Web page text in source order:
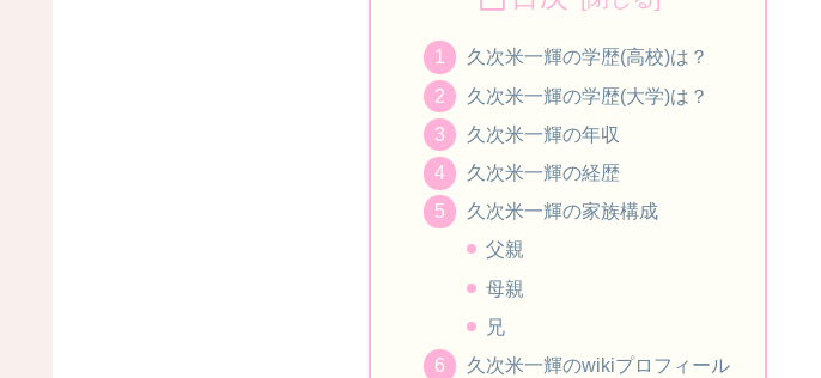
久次米一輝の学歴(高校)は？
久次米一輝の学歴(大学)は？
久次米一輝の年収
久次米一輝の経歴
久次米一輝の家族構成
父親
母親
兄
久次米一輝のwikiプロフィール